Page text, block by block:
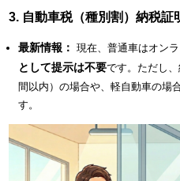
3. 自動車税（種別割）納税証
最新情報： 現在、普通車はオン
として提示は不要です。ただし
間以内）の場合や、軽自動車の場
す。